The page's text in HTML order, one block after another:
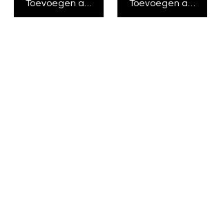
Toevoegen aan winkelwagenToevoegen aan